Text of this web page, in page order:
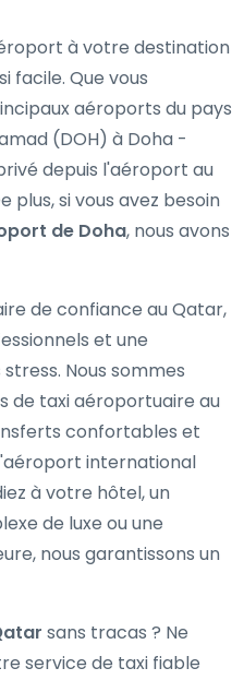
à votre destination
facile. Que vous
aéroports du pays
(DOH) à Doha -
depuis l'aéroport au
plus, si vous avez besoin
de Doha, nous avons
de confiance au Qatar,
et une
Nous sommes
de taxi aéroportuaire au
confortables et
international
à votre hôtel, un
de luxe ou une
nous garantissons un
sans tracas ? Ne
service de taxi fiable